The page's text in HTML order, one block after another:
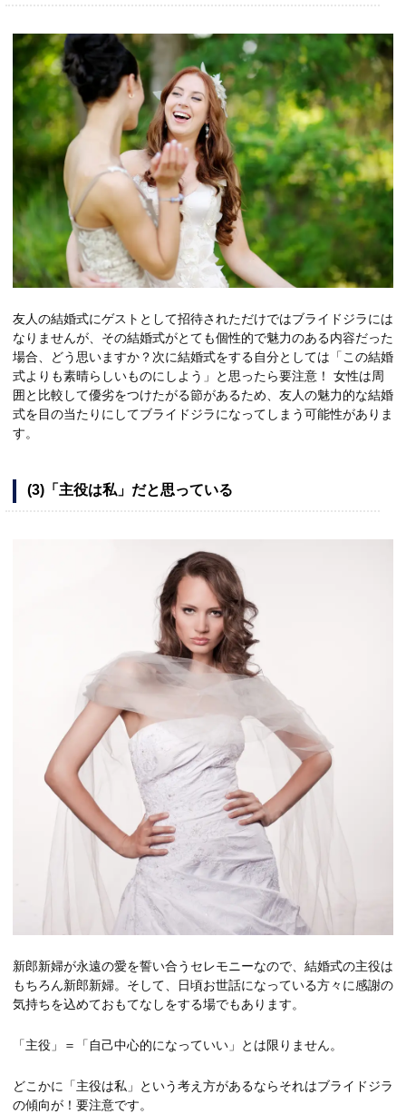
友人の結婚式にゲストとして招待されただけではブライドジラには
なりませんが、その結婚式がとても個性的で魅力のある内容だった
場合、どう思いますか？次に結婚式をする自分としては「この結婚
式よりも素晴らしいものにしよう」と思ったら要注意！ 女性は周
囲と比較して優劣をつけたがる節があるため、友人の魅力的な結婚
式を目の当たりにしてブライドジラになってしまう可能性がありま
す。
(3)「主役は私」だと思っている
新郎新婦が永遠の愛を誓い合うセレモニーなので、結婚式の主役は
もちろん新郎新婦。そして、日頃お世話になっている方々に感謝の
気持ちを込めておもてなしをする場でもあります。
「主役」＝「自己中心的になっていい」とは限りません。
どこかに「主役は私」という考え方があるならそれはブライドジラ
の傾向が！要注意です。